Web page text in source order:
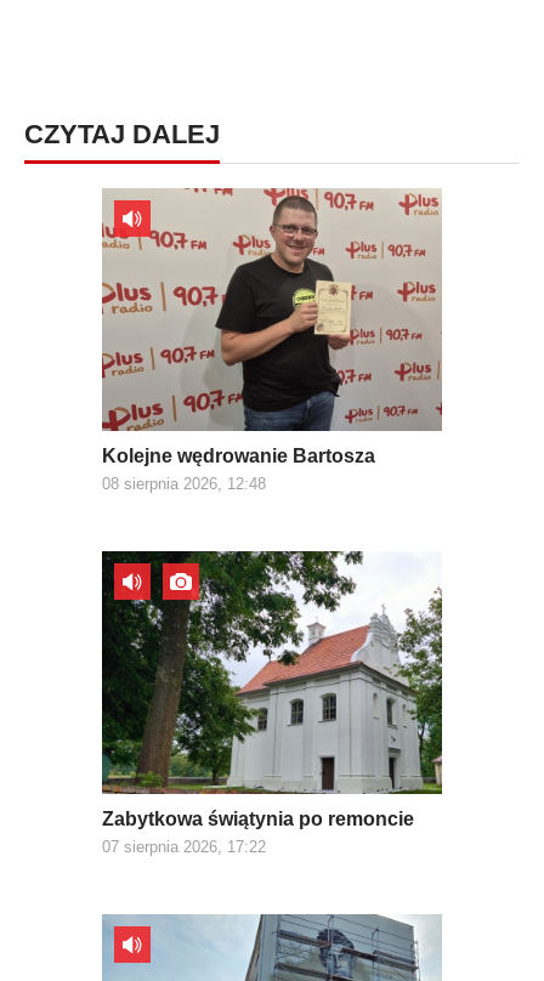
CZYTAJ DALEJ
Kolejne wędrowanie Bartosza
08 sierpnia 2026, 12:48
Zabytkowa świątynia po remoncie
07 sierpnia 2026, 17:22